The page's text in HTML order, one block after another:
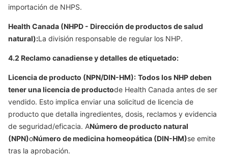
importación de NHPS.
Health Canada (NHPD - Dirección de productos de salud
natural):La división responsable de regular los NHP.
4.2 Reclamo canadiense y detalles de etiquetado:
Licencia de producto (NPN/DIN-HM): Todos los NHP deben
tener una licencia de productode Health Canada antes de ser
vendido. Esto implica enviar una solicitud de licencia de
producto que detalla ingredientes, dosis, reclamos y evidencia
de seguridad/eficacia. ANúmero de producto natural
(NPN)oNúmero de medicina homeopática (DIN-HM)se emite
tras la aprobación.